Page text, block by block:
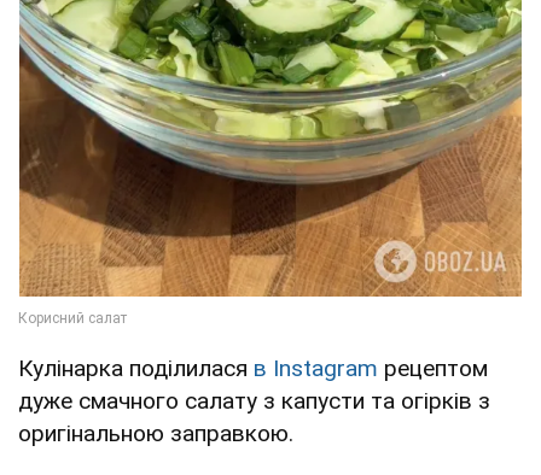
Кулінарка поділилася в Instagram рецептом
дуже смачного салату з капусти та огірків з
оригінальною заправкою.